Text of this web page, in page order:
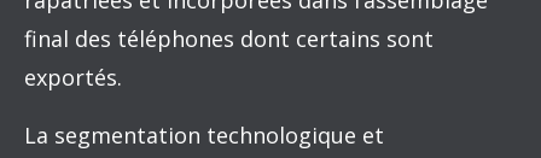
final des téléphones dont certains sont
exportés.
La segmentation technologique et